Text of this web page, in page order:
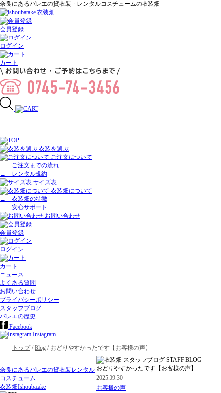
奈良にあるバレエの貸衣装・レンタルコスチュームの衣装畑
会員登録
ログイン
カート
衣装を選ぶ
ご注文について
∟ ご注文までの流れ
∟ レンタル規約
サイズ表
衣装畑について
∟ 衣装畑の特徴
∟ 安心サポート
お問い合わせ
会員登録
ログイン
カート
ニュース
よくある質問
お問い合わせ
プライバシーポリシー
スタッフブログ
バレエの歴史
Facebook
Instagram
トップ/Blog / おどりやすかったです【お客様の声】
おどりやすかったです【お客様の声】
2025.09.30
お客様の声
奈良にあるバレエの貸衣装レンタル
コスチューム
衣装畑Ishoubatake